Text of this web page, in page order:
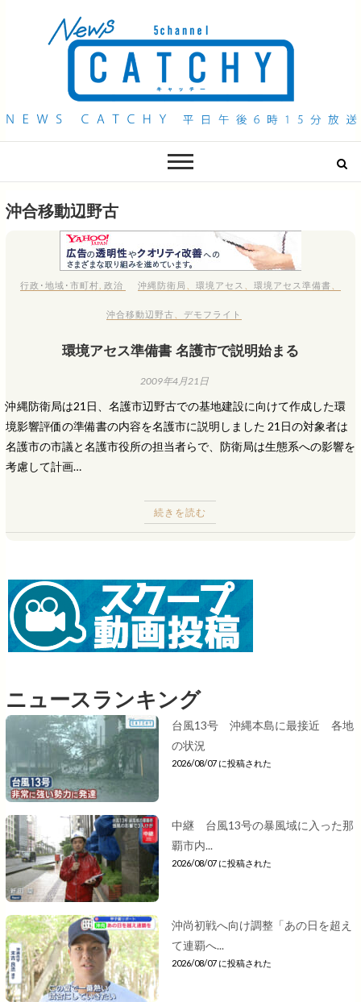
QAB NEWS Headline
沖合移動辺野古
行政･地域･市町村 政治 沖縄防衛局 環境アセス 環境アセス準備書
沖合移動辺野古 、デモフライト
環境アセス準備書 名護市で説明始まる
2009年4月21日
沖縄防衛局は21日、名護市辺野古での基地建設に向けて作成した環
境影響評価の準備書の内容を名護市に説明しました 21日の対象者は
名護市の市議と名護市役所の担当者らで、防衛局は生態系への影響を
考慮して計画…
続きを読む
ニュースランキング
台風13号 沖縄本島に最接近 各地
の状況
2026/08/07 に投稿された
中継 台風13号の暴風域に入った那
覇市内...
2026/08/07 に投稿された
沖尚初戦へ向け調整「あの日を超え
て連覇へ...
2026/08/07 に投稿された